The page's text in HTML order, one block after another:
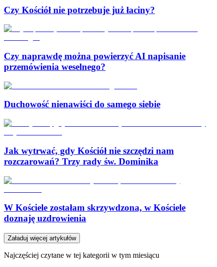
Czy Kościół nie potrzebuje już łaciny?
Czy naprawdę można powierzyć AI napisanie
przemówienia weselnego?
Duchowość nienawiści do samego siebie
Jak wytrwać, gdy Kościół nie szczędzi nam
rozczarowań? Trzy rady św. Dominika
W Kościele zostałam skrzywdzona, w Kościele
doznaję uzdrowienia
Załaduj więcej artykułów
Najczęściej czytane w tej kategorii w tym miesiącu